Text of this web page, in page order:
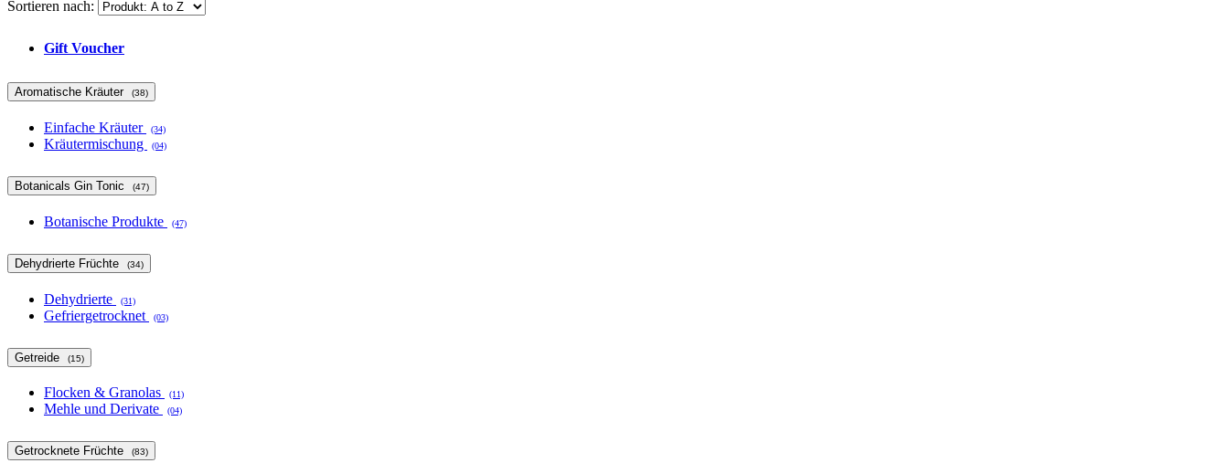
Sortieren nach:
Gift Voucher
Aromatische Kräuter (38)
Einfache Kräuter (34)
Kräutermischung (04)
Botanicals Gin Tonic (47)
Botanische Produkte (47)
Dehydrierte Früchte (34)
Dehydrierte (31)
Gefriergetrocknet (03)
Getreide (15)
Flocken & Granolas (11)
Mehle und Derivate (04)
Getrocknete Früchte (83)